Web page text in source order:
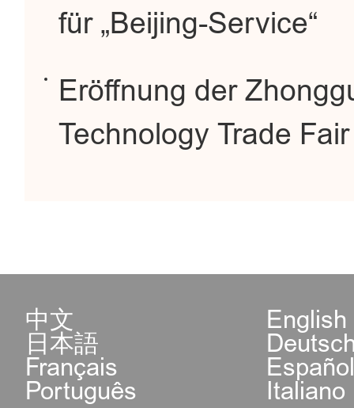
für „Beijing-Service“
Eröffnung der
Technology Trade
中文 English
日本語
Français
Português Italiano